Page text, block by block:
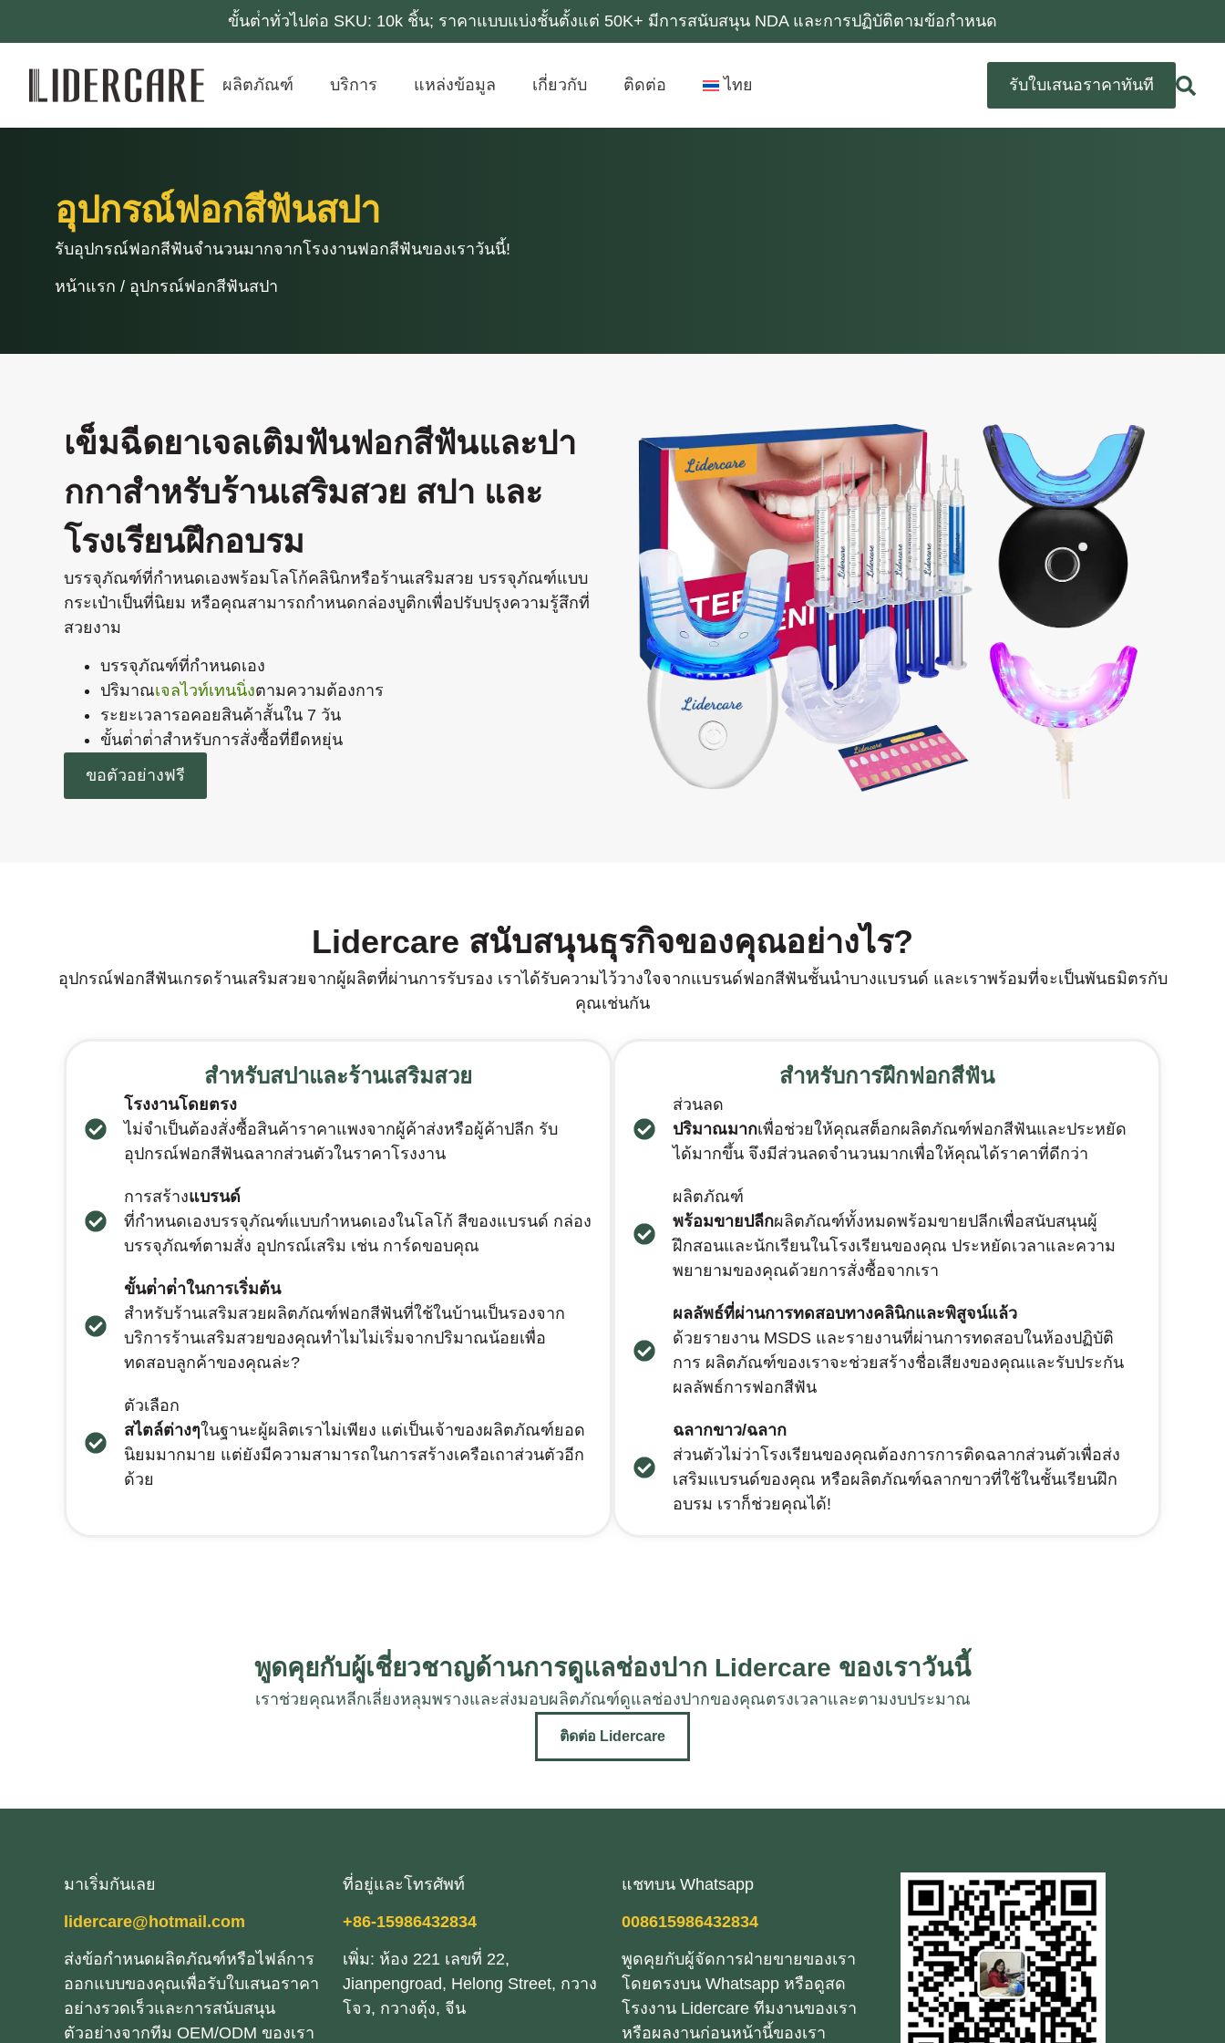
ขั้นต่ําทั่วไปต่อ SKU: 10k ชิ้น; ราคาแบบแบ่งชั้นตั้งแต่ 50K+ มีการสนับสนุน NDA และการปฏิบัติตามข้อกําหนด
ผลิตภัณฑ์ บริการ แหล่งข้อมูล เกี่ยวกับ ติดต่อ ไทย รับใบเสนอราคาทันที
อุปกรณ์ฟอกสีฟันสปา
รับอุปกรณ์ฟอกสีฟันจํานวนมากจากโรงงานฟอกสีฟันของเราวันนี้!
หน้าแรก / อุปกรณ์ฟอกสีฟันสปา
เข็มฉีดยาเจลเติมฟันฟอกสีฟันและปา
กกาสําหรับร้านเสริมสวย สปา และ
โรงเรียนฝึกอบรม
บรรจุภัณฑ์ที่กําหนดเองพร้อมโลโก้คลินิกหรือร้านเสริมสวย บรรจุภัณฑ์แบบ
กระเป๋าเป็นที่นิยม หรือคุณสามารถกําหนดกล่องบูติกเพื่อปรับปรุงความรู้สึกที่
สวยงาม
บรรจุภัณฑ์ที่กําหนดเอง
ปริมาณเจลไวท์เทนนิ่งตามความต้องการ
ระยะเวลารอคอยสินค้าสั้นใน 7 วัน
ขั้นต่ําต่ําสําหรับการสั่งซื้อที่ยืดหยุ่น
ขอตัวอย่างฟรี
Lidercare สนับสนุนธุรกิจของคุณอย่างไร?
อุปกรณ์ฟอกสีฟันเกรดร้านเสริมสวยจากผู้ผลิตที่ผ่านการรับรอง เราได้รับความไว้วางใจจากแบรนด์ฟอกสีฟันชั้นนําบางแบรนด์ และเราพร้อมที่จะเป็นพันธมิตรกับ
คุณเช่นกัน
สําหรับสปาและร้านเสริมสวย
โรงงานโดยตรง
ไม่จําเป็นต้องสั่งซื้อสินค้าราคาแพงจากผู้ค้าส่งหรือผู้ค้าปลีก รับ
อุปกรณ์ฟอกสีฟันฉลากส่วนตัวในราคาโรงงาน
การสร้างแบรนด์
ที่กําหนดเองบรรจุภัณฑ์แบบกําหนดเองในโลโก้ สีของแบรนด์ กล่อง
บรรจุภัณฑ์ตามสั่ง อุปกรณ์เสริม เช่น การ์ดขอบคุณ
ขั้นต่ําต่ําในการเริ่มต้น
สําหรับร้านเสริมสวยผลิตภัณฑ์ฟอกสีฟันที่ใช้ในบ้านเป็นรองจาก
บริการร้านเสริมสวยของคุณทําไมไม่เริ่มจากปริมาณน้อยเพื่อ
ทดสอบลูกค้าของคุณล่ะ?
ตัวเลือก
สไตล์ต่างๆในฐานะผู้ผลิตเราไม่เพียง แต่เป็นเจ้าของผลิตภัณฑ์ยอด
นิยมมากมาย แต่ยังมีความสามารถในการสร้างเครือเถาส่วนตัวอีก
ด้วย
สําหรับการฝึกฟอกสีฟัน
ส่วนลด
ปริมาณมากเพื่อช่วยให้คุณสต็อกผลิตภัณฑ์ฟอกสีฟันและประหยัด
ได้มากขึ้น จึงมีส่วนลดจํานวนมากเพื่อให้คุณได้ราคาที่ดีกว่า
ผลิตภัณฑ์
พร้อมขายปลีกผลิตภัณฑ์ทั้งหมดพร้อมขายปลีกเพื่อสนับสนุนผู้
ฝึกสอนและนักเรียนในโรงเรียนของคุณ ประหยัดเวลาและความ
พยายามของคุณด้วยการสั่งซื้อจากเรา
ผลลัพธ์ที่ผ่านการทดสอบทางคลินิกและพิสูจน์แล้ว
ด้วยรายงาน MSDS และรายงานที่ผ่านการทดสอบในห้องปฏิบัติ
การ ผลิตภัณฑ์ของเราจะช่วยสร้างชื่อเสียงของคุณและรับประกัน
ผลลัพธ์การฟอกสีฟัน
ฉลากขาว/ฉลาก
ส่วนตัวไม่ว่าโรงเรียนของคุณต้องการการติดฉลากส่วนตัวเพื่อส่ง
เสริมแบรนด์ของคุณ หรือผลิตภัณฑ์ฉลากขาวที่ใช้ในชั้นเรียนฝึก
อบรม เราก็ช่วยคุณได้!
พูดคุยกับผู้เชี่ยวชาญด้านการดูแลช่องปาก Lidercare ของเราวันนี้
เราช่วยคุณหลีกเลี่ยงหลุมพรางและส่งมอบผลิตภัณฑ์ดูแลช่องปากของคุณตรงเวลาและตามงบประมาณ
ติดต่อ Lidercare
มาเริ่มกันเลย
lidercare@hotmail.com
ส่งข้อกําหนดผลิตภัณฑ์หรือไฟล์การ
ออกแบบของคุณเพื่อรับใบเสนอราคา
อย่างรวดเร็วและการสนับสนุน
ตัวอย่างจากทีม OEM/ODM ของเรา
ที่อยู่และโทรศัพท์
+86-15986432834
เพิ่ม: ห้อง 221 เลขที่ 22,
Jianpengroad, Helong Street, กวาง
โจว, กวางตุ้ง, จีน
แชทบน Whatsapp
008615986432834
พูดคุยกับผู้จัดการฝ่ายขายของเรา
โดยตรงบน Whatsapp หรือดูสด
โรงงาน Lidercare ทีมงานของเรา
หรือผลงานก่อนหน้านี้ของเรา